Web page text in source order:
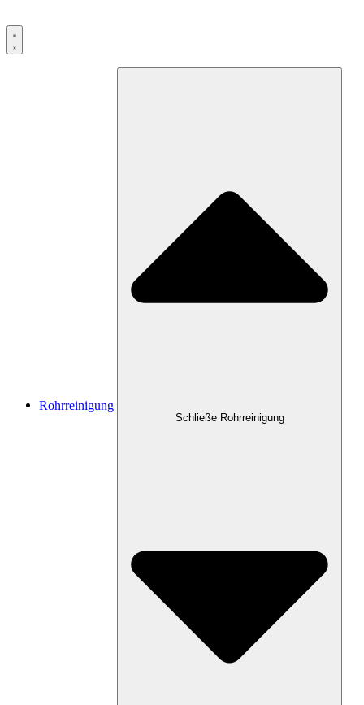
Rohrreinigung
Schließe Rohrreinigung